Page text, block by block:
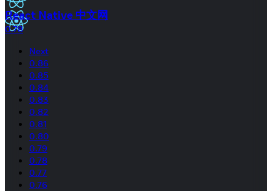
React Native 中文网
0.78
Next
0.86
0.85
0.84
0.83
0.82
0.81
0.80
0.79
0.78
0.77
0.76